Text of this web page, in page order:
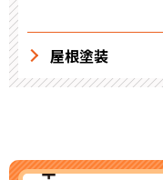
屋根塗装